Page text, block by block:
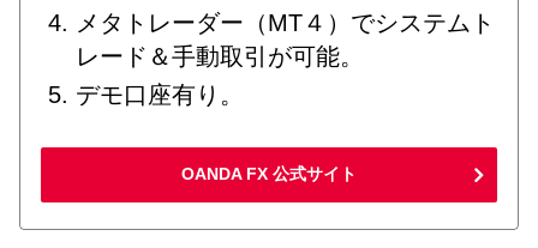
メタトレーダー（MT４）でシステムト
レード＆手動取引が可能。
デモ口座有り。
OANDA FX 公式サイト